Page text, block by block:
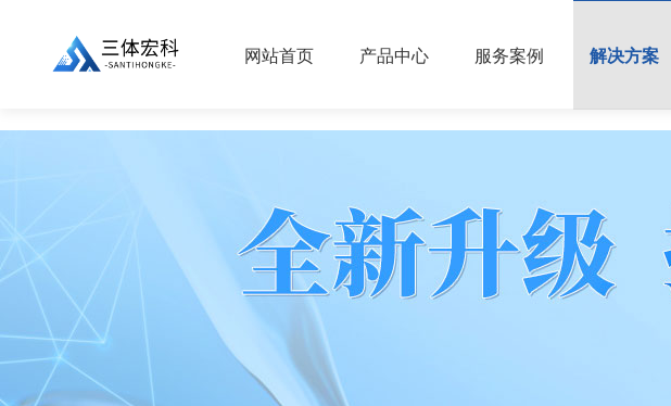
网站首页 产品中心 服务案例 解决方案